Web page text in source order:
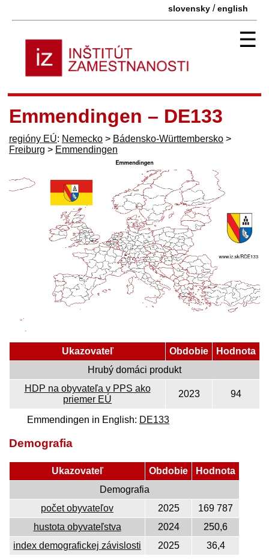
slovensky /english
☰
Emmendingen – DE133
regióny EÚ: Nemecko > Bádensko-Württembersko >
Freiburg > Emmendingen
Ukazovateľ Obdobie
Hodnota
Hrubý domáci produkt
HDP na obyvateľa v PPS ako
priemer EÚ
2023 94
Emmendingen in English: DE133
Demografia
Ukazovateľ Obdobie
Hodnota
Demografia
počet obyvateľov
2025
169 787
hustota obyvateľstva
2024
250,6
index demografickej závislosti
2025 36,4